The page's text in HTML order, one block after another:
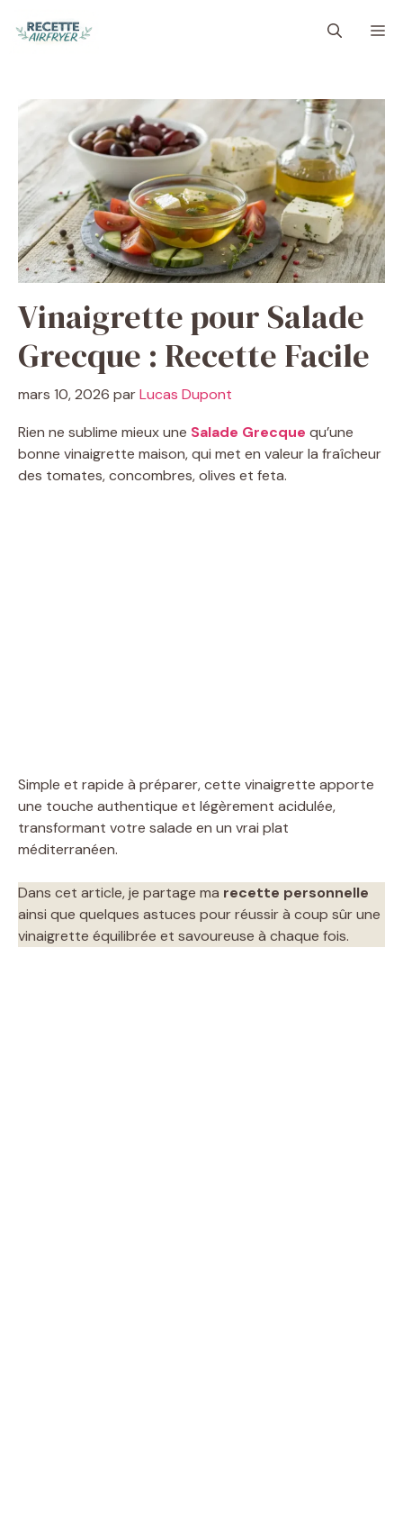
Vinaigrette pour Salade
Grecque : Recette Facile
mars 10, 2026 parLucas Dupont
Rien ne sublime mieux une Salade Grecque qu’une
bonne vinaigrette maison, qui met en valeur la fraîcheur
des tomates, concombres, olives et feta.
Simple et rapide à préparer, cette vinaigrette apporte
une touche authentique et légèrement acidulée,
transformant votre salade en un vrai plat
méditerranéen.
Dans cet article, je partage ma recette personnelle
ainsi que quelques astuces pour réussir à coup sûr une
vinaigrette équilibrée et savoureuse à chaque fois.